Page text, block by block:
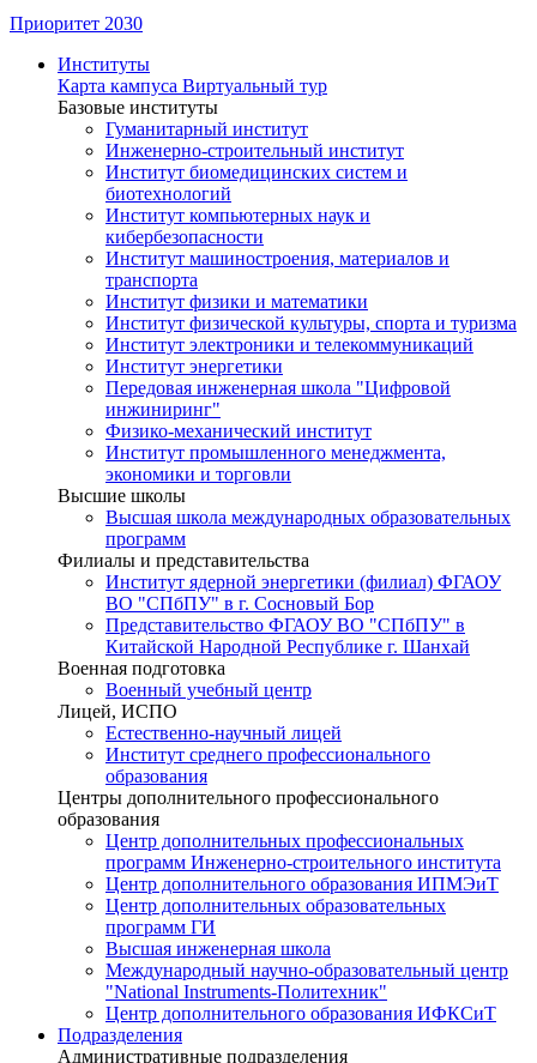
Приоритет 2030
Институты
Карта кампуса Виртуальный тур
Базовые институты
Гуманитарный институт
Инженерно-строительный институт
Институт биомедицинских систем и
биотехнологий
Институт компьютерных наук и
кибербезопасности
Институт машиностроения, материалов и
транспорта
Институт физики и математики
Институт физической культуры, спорта и туризма
Институт электроники и телекоммуникаций
Институт энергетики
Передовая инженерная школа "Цифровой
инжиниринг"
Физико-механический институт
Институт промышленного менеджмента,
экономики и торговли
Высшие школы
Высшая школа международных образовательных
программ
Филиалы и представительства
Институт ядерной энергетики (филиал) ФГАОУ
ВО "СПбПУ" в г. Сосновый Бор
Представительство ФГАОУ ВО "СПбПУ" в
Китайской Народной Республике г. Шанхай
Военная подготовка
Военный учебный центр
Лицей, ИСПО
Естественно-научный лицей
Институт среднего профессионального
образования
Центры дополнительного профессионального
образования
Центр дополнительных профессиональных
программ Инженерно-строительного института
Центр дополнительного образования ИПМЭиТ
Центр дополнительных образовательных
программ ГИ
Высшая инженерная школа
Международный научно-образовательный центр
"National Instruments-Политехник"
Центр дополнительного образования ИФКСиТ
Подразделения
Административные подразделения